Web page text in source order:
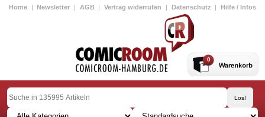
Home | Newsletter | AGB | Vertrag widerrufen | Datenschutz | Hilfe / Infos
0